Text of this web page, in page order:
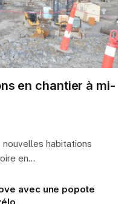
en chantier à mi-
nouvelles habitations
en…
avec une popote